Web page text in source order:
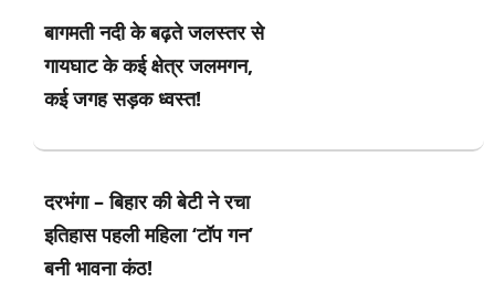
बागमती नदी के बढ़ते जलस्तर से
गायघाट के कई क्षेत्र जलमगन,
कई जगह सड़क ध्वस्त!
दरभंगा – बिहार की बेटी ने रचा
इतिहास पहली महिला ‘टॉप गन’
बनी भावना कंठ!